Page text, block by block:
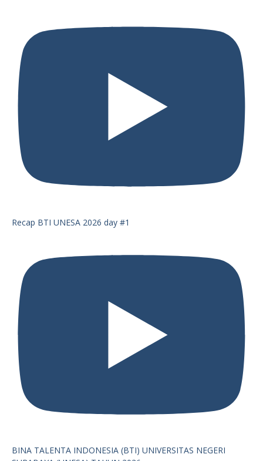
Recap BTI UNESA 2026 day #1
BINA TALENTA INDONESIA (BTI) UNIVERSITAS NEGERI